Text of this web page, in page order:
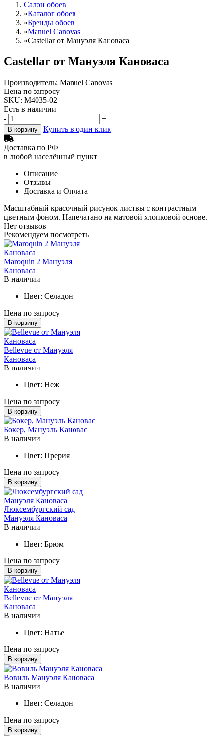
Салон обоев
»Каталог обоев
»Бренды обоев
»Manuel Canovas
»Castellar от Мануэля Кановаса
Castellar от Мануэля Кановаса
Производитель: Manuel Canovas
Цена по запросу
SKU: M4035-02
Есть в наличии
-
+
В корзину Купить в один клик
Доставка по РФ
в любой населённый пункт
Описание
Отзывы
Доставка и Оплата
Масштабный красочный рисунок листвы с контрастным
цветным фоном. Напечатано на матовой хлопковой основе.
Нет отзывов
Рекомендуем посмотреть